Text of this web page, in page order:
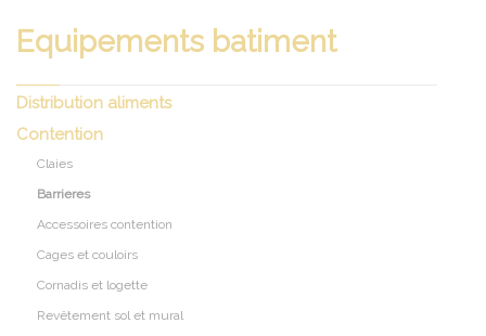
Equipements batiment
Distribution aliments
Contention
Claies
Barrieres
Accessoires contention
Cages et couloirs
Cornadis et logette
Revêtement sol et mural